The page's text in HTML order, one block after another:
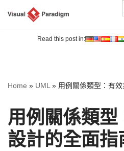
Read this post in:
Home » UML» 用例關係類型：有
用例關係類
設計的全面指